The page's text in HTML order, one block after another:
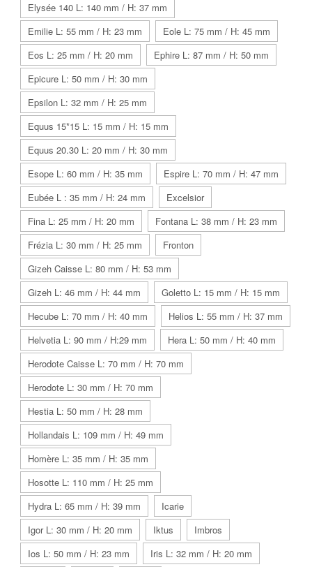
Elysée 140 L: 140 mm / H: 37 mm
Emilie L: 55 mm / H: 23 mm
Eole L: 75 mm / H: 45 mm
Eos L: 25 mm / H: 20 mm
Ephire L: 87 mm / H: 50 mm
Epicure L: 50 mm / H: 30 mm
Epsilon L: 32 mm / H: 25 mm
Equus 15*15 L: 15 mm / H: 15 mm
Equus 20.30 L: 20 mm / H: 30 mm
Esope L: 60 mm / H: 35 mm
Espire L: 70 mm / H: 47 mm
Eubée L : 35 mm / H: 24 mm
Excelsior
Fina L: 25 mm / H: 20 mm
Fontana L: 38 mm / H: 23 mm
Frézia L: 30 mm / H: 25 mm
Fronton
Gizeh Caisse L: 80 mm / H: 53 mm
Gizeh L: 46 mm / H: 44 mm
Goletto L: 15 mm / H: 15 mm
Hecube L: 70 mm / H: 40 mm
Helios L: 55 mm / H: 37 mm
Helvetia L: 90 mm / H:29 mm
Hera L: 50 mm / H: 40 mm
Herodote Caisse L: 70 mm / H: 70 mm
Herodote L: 30 mm / H: 70 mm
Hestia L: 50 mm / H: 28 mm
Hollandais L: 109 mm / H: 49 mm
Homère L: 35 mm / H: 35 mm
Hosotte L: 110 mm / H: 25 mm
Hydra L: 65 mm / H: 39 mm
Icarie
Igor L: 30 mm / H: 20 mm
Iktus
Imbros
Ios L: 50 mm / H: 23 mm
Iris L: 32 mm / H: 20 mm